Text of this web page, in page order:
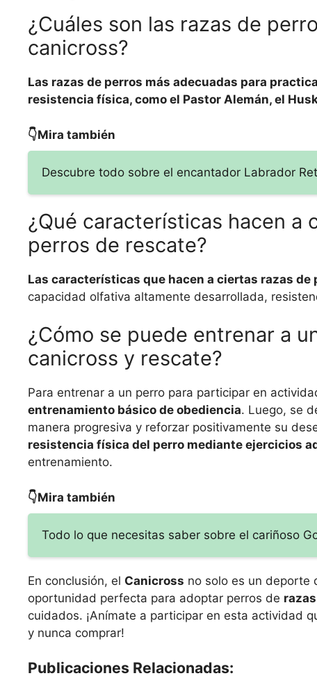
¿Cuáles son las razas de
canicross?
Las razas de perros más adecuadas para
resistencia física, como el Pastor Alemán, el
👇Mira también
Descubre todo sobre el encantador Labrador
¿Qué características hacen a
perros de rescate?
Las características que hacen a ciertas razas
capacidad olfativa altamente desarrollada,
¿Cómo se puede entrenar a
canicross y rescate?
Para entrenar a un perro para participar en
entrenamiento básico de obediencia. Luego, se
manera progresiva y reforzar positivamente su
resistencia física del perro mediante ejercicios
entrenamiento.
👇Mira también
Todo lo que necesitas saber sobre el cariñoso
En conclusión, el Canicross no solo es un deporte
oportunidad perfecta para adoptar perros de
cuidados. ¡Anímate a participar en esta actividad
y nunca comprar!
Publicaciones Relacionadas: